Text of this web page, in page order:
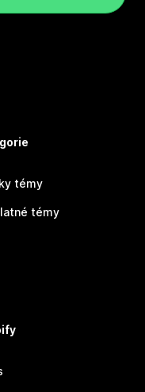
témy
témy